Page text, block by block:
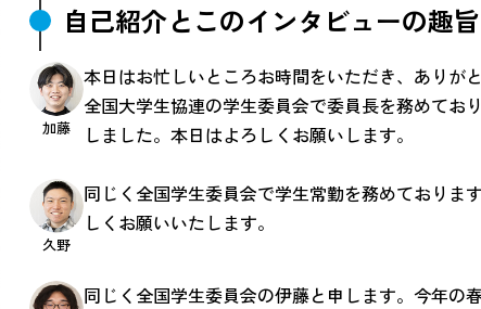
自己紹介とこのインタビューの趣旨
加藤
本日はお忙しいところお時間をいただき、ありが
全国大学生協連の学生委員会で委員長を務めてお
しました。本日はよろしくお願いします。
久野
同じく全国学生委員会で学生常勤を務めておりま
しくお願いいたします。
同じく全国学生委員会の伊藤と申します。今年の